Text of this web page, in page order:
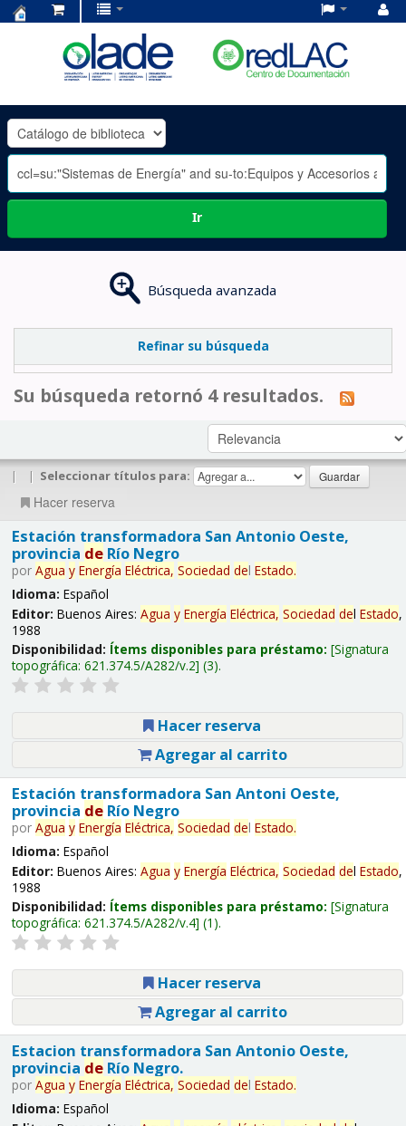
OLADE
-
Ir
Búsqueda avanzada
Refinar su búsqueda
Su búsqueda retornó 4 resultados.
| | Seleccionar títulos para:
Hacer reserva
Estación transformadora San Antonio Oeste,
provincia deRío Negro
por Agua y Energía Eléctrica, Sociedad del Estado.
Idioma: Español
Editor: Buenos Aires: Agua y Energía Eléctrica, Sociedad del Estado,
1988
Disponibilidad: Ítems disponibles para préstamo: Signatura
topográfica: 621.374.5/A282/v.2 (3).
Hacer reserva
Agregar al carrito
Estación transformadora San Antoni Oeste,
provincia deRío Negro
por Agua y Energía Eléctrica, Sociedad del Estado.
Idioma: Español
Editor: Buenos Aires: Agua y Energía Eléctrica, Sociedad del Estado,
1988
Disponibilidad: Ítems disponibles para préstamo: Signatura
topográfica: 621.374.5/A282/v.4 (1).
Hacer reserva
Agregar al carrito
Estacion transformadora San Antonio Oeste,
provincia deRío Negro.
por Agua y Energía Eléctrica, Sociedad del Estado.
Idioma: Español